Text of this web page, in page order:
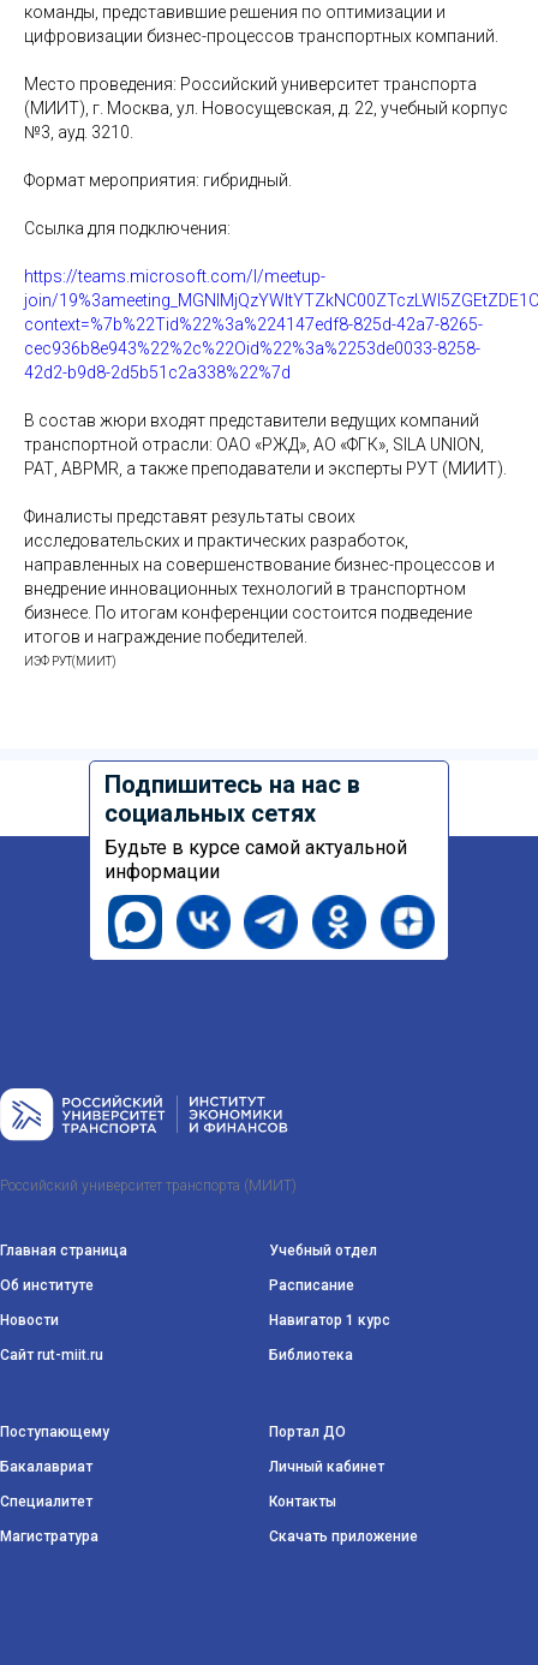
команды, представившие решения по оптимизации и
цифровизации бизнес-процессов транспортных компаний.
Место проведения: Российский университет транспорта
(МИИТ), г. Москва, ул. Новосущевская, д. 22, учебный корпус
№3, ауд. 3210.
Формат мероприятия: гибридный.
Ссылка для подключения:
https://teams.microsoft.com/l/meetup-
join/
context=%7b%22Tid%22%3a%224147edf8-825d-42a7-8265-
cec936b8e943%22%2c%22Oid%22%3a%2253de0033-8258-
42d2-b9d8-2d5b51c2a338%22%7d
В состав жюри входят представители ведущих компаний
транспортной отрасли: ОАО «РЖД», АО «ФГК», SILA UNION,
РАТ, ABPMR, а также преподаватели и эксперты РУТ (МИИТ).
Финалисты представят результаты своих
исследовательских и практических разработок,
направленных на совершенствование бизнес-процессов и
внедрение инновационных технологий в транспортном
бизнесе. По итогам конференции состоится подведение
итогов и награждение победителей.
ИЭФ РУТ(МИИТ)
Подпишитесь на нас в
социальных сетях
Будьте в курсе самой актуальной
информации
Российский университет транспорта (МИИТ)
Главная страница
Об институте
Новости
Сайт rut-miit.ru
Учебный отдел
Расписание
Навигатор 1 курс
Библиотека
Поступающему
Бакалавриат
Специалитет
Магистратура
Портал ДО
Личный кабинет
Контакты
Скачать приложение